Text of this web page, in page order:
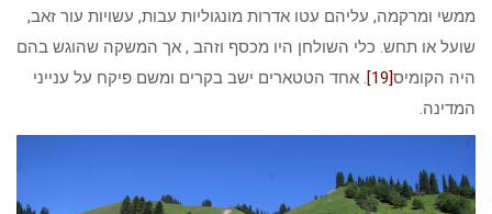
ממשי ומרקמה, עליהם עטו אדרות מונגוליות עבות, עשויות עור זאב,
שועל או תחש. כלי השולחן היו מכסף וזהב , אך המשקה שהוגש בהם
היה הקומיס[19]
. אחד הטטארים ישב בקרים ומשם פיקח על ענייני
המדינה.